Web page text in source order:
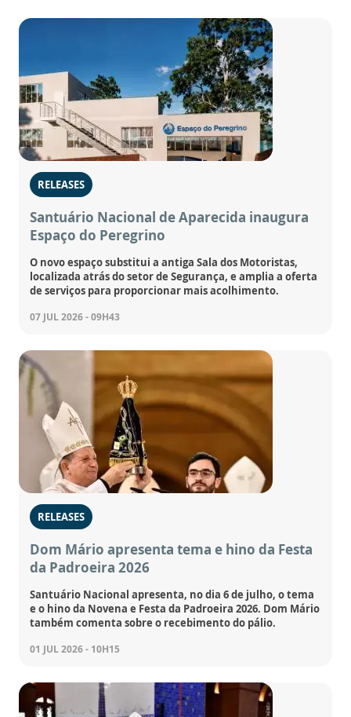
RELEASES
Santuário Nacional de Aparecida inaugura
Espaço do Peregrino
O novo espaço substitui a antiga Sala dos Motoristas,
localizada atrás do setor de Segurança, e amplia a oferta
de serviços para proporcionar mais acolhimento.
07 JUL 2026 - 09H43
RELEASES
Dom Mário apresenta tema e hino da Festa
da Padroeira 2026
Santuário Nacional apresenta, no dia 6 de julho, o tema
e o hino da Novena e Festa da Padroeira 2026. Dom Mário
também comenta sobre o recebimento do pálio.
01 JUL 2026 - 10H15